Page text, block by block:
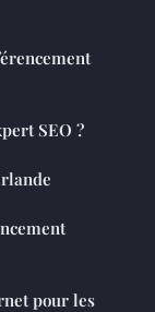
SEO ?
pour les